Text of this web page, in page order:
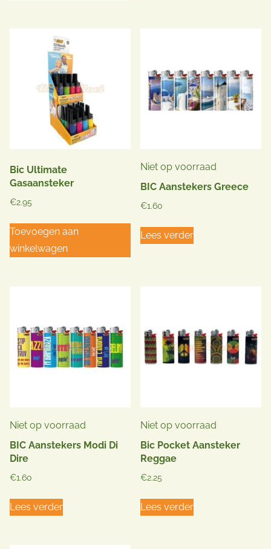
Bic Ultimate
Gasaansteker
€2.95
Toevoegen aan
winkelwagen
Niet op voorraad
BIC Aanstekers Greece
€1.60
Lees verder
Niet op voorraad
BIC Aanstekers Modi Di
Dire
€1.60
Lees verder
Niet op voorraad
Bic Pocket Aansteker
Reggae
€2.25
Lees verder